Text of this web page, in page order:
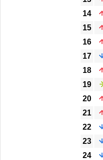
14
15
16
17
18
19
20
21
22
23
24